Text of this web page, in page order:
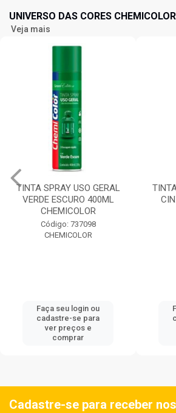
UNIVERSO DAS CORES
Veja mais
TINTA SPRAY USO GERAL
VERDE ESCURO 400ML
CHEMICOLOR
Código: 737098
CHEMICOLOR
Faça seu login ou
cadastre-se para
ver preços e
comprar
Cadastre-se para receber